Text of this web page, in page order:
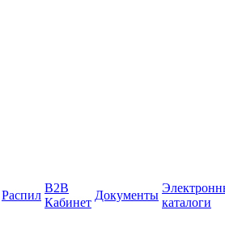
Распил
B2B
Кабинет
Документы
каталоги